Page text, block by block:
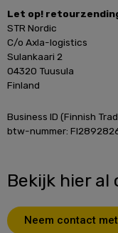
Let op!
STR Nordic
C/o Axla-logistics
Sulankaari 2
04320 Tuusula
Finland
Business ID (Finnish
btw-nummer:
Bekijk hier
Neem contact